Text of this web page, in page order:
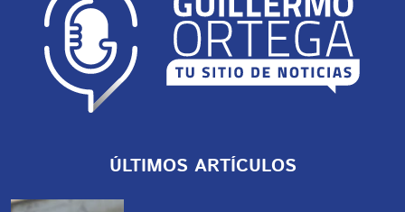
ÚLTIMOS ARTÍCULOS